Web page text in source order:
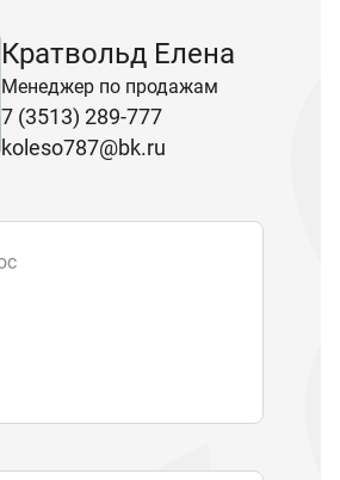
Кратвольд Елена
Менеджер по продажам
7 (3513) 289-777
koleso787@bk.ru